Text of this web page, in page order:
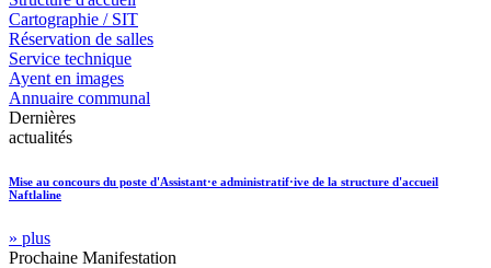
Cartographie / SIT
Réservation de salles
Service technique
Ayent en images
Annuaire communal
Dernières
actualités
Mise au concours du poste d'Assistant·e administratif·ive de la structure d'accueil
Naftlaline
» plus
Prochaine Manifestation